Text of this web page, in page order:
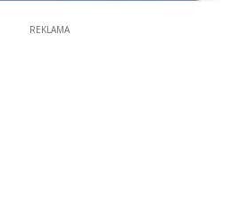
REKLAMA